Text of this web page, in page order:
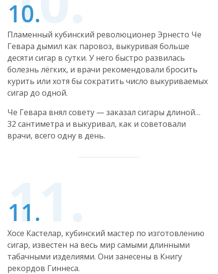
Пламенный кубинский революционер Эрнесто Че
Гевара дымил как паровоз, выкуривая больше
десяти сигар в сутки. У него быстро развилась
болезнь лёгких, и врачи рекомендовали бросить
курить или хотя бы сократить число выкуриваемых
сигар до одной.
Че Гевара внял совету — заказал сигары длиной…
32 сантиметра и выкуривал, как и советовали
врачи, всего одну в день.
Хосе Кастелар, кубинский мастер по изготовлению
сигар, известен на весь мир самыми длинными
табачными изделиями. Они занесены в Книгу
рекордов Гиннеса.